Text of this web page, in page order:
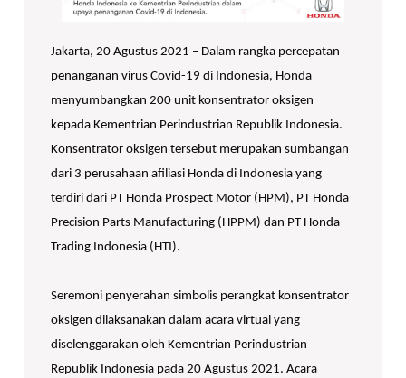
Jakarta, 20 Agustus 2021 – Dalam rangka percepatan
penanganan virus Covid-19 di Indonesia, Honda
menyumbangkan 200 unit konsentrator oksigen
kepada Kementrian Perindustrian Republik Indonesia.
Konsentrator oksigen tersebut merupakan sumbangan
dari 3 perusahaan afiliasi Honda di Indonesia yang
terdiri dari PT Honda Prospect Motor (HPM), PT Honda
Precision Parts Manufacturing (HPPM) dan PT Honda
Trading Indonesia (HTI).
Seremoni penyerahan simbolis perangkat konsentrator
oksigen dilaksanakan dalam acara virtual yang
diselenggarakan oleh Kementrian Perindustrian
Republik Indonesia pada 20 Agustus 2021. Acara